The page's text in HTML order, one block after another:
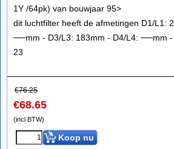
1Y /64pk) van bouwjaar 95>
dit luchtfilter heeft de afmetingen D1/L1:
──mm - D3/L3: 183mm - D4/L4: ──mm
23
€76.25
€68.65
(incl BTW)
Koop nu